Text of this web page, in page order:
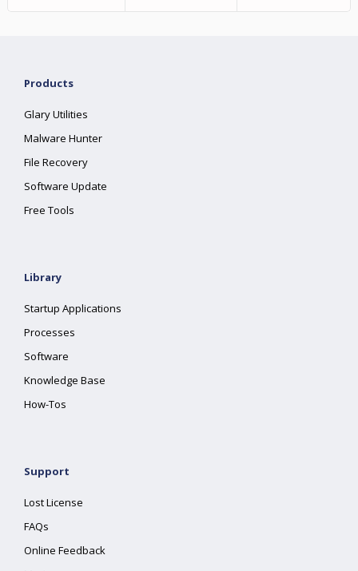
Products
Glary Utilities
Malware Hunter
File Recovery
Software Update
Free Tools
Library
Startup Applications
Processes
Software
Knowledge Base
How-Tos
Support
Lost License
FAQs
Online Feedback